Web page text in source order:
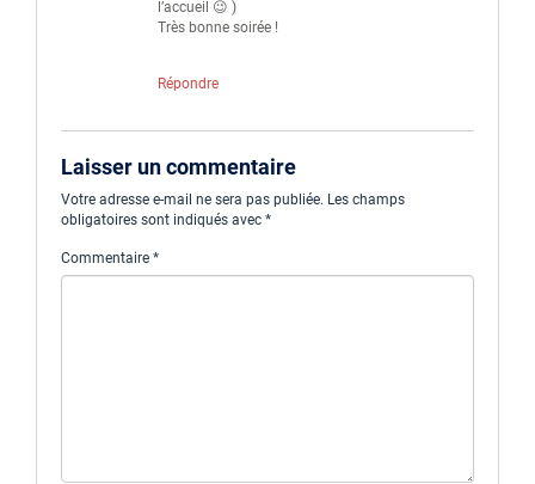
l’accueil 😉 )
Très bonne soirée !
Répondre
Laisser un commentaire
Votre adresse e-mail ne sera pas publiée. Les champs
obligatoires sont indiqués avec *
Commentaire *